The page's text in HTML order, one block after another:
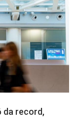
da record,